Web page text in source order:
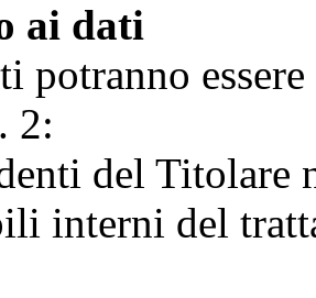
ai dati
potranno
2:
del Titolare
interni del